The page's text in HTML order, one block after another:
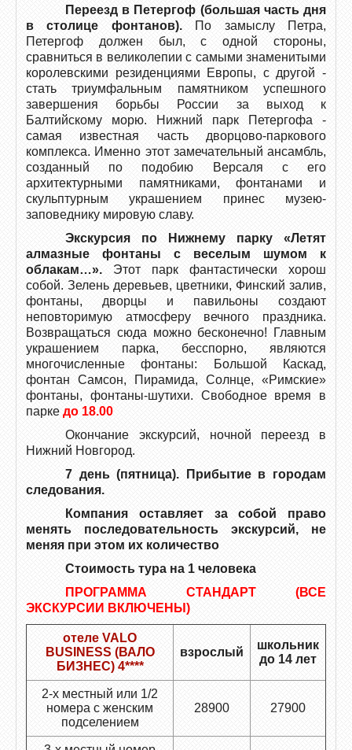
Переезд в Петергоф (большая часть дня
в столице фонтанов).По замыслу Петра,
Петергоф должен был, с одной стороны,
сравниться в великолепии с самыми знаменитыми
королевскими резиденциями Европы, с другой -
стать триумфальным памятником успешного
завершения борьбы России за выход к
Балтийскому морю. Нижний парк Петергофа -
самая известная часть дворцово-паркового
комплекса. Именно этот замечательный ансамбль,
созданный по подобию Версаля с его
архитектурными памятниками, фонтанами и
скульптурным украшением принес музею-
заповеднику мировую славу.
Экскурсия по Нижнему парку «Летят
алмазные фонтаны с веселым шумом к
облакам…». Этот парк фантастически хорош
собой. Зелень деревьев, цветники, Финский залив,
фонтаны, дворцы и павильоны создают
неповторимую атмосферу вечного праздника.
Возвращаться сюда можно бесконечно! Главным
украшением парка, бесспорно, являются
многочисленные фонтаны: Большой Каскад,
фонтан Самсон, Пирамида, Солнце, «Римские»
фонтаны, фонтаны-шутихи. Свободное время в
парке до 18.00
Окончание экскурсий, ночной переезд в
Нижний Новгород.
7 день (пятница). Прибытие в городам
следования.
Компания оставляет за собой право
менять последовательность экскурсий, не
меняя при этом их количество
Стоимость тура на 1 человека
ПРОГРАММА СТАНДАРТ (ВСЕ
ЭКСКУРСИИ ВКЛЮЧЕНЫ)
отеле VALO
BUSINESS (ВАЛО
БИЗНЕС) 4****
взрослый
школьник
до 14 лет
2-х местный или 1/2
номера с женским
подселением
28900 27900